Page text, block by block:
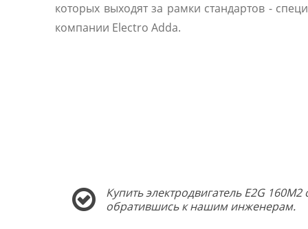
которых выходят за рамки стандартов -
компании Electro Adda.
Купить электродвигатель E2G
обратившись к нашим инженерам.